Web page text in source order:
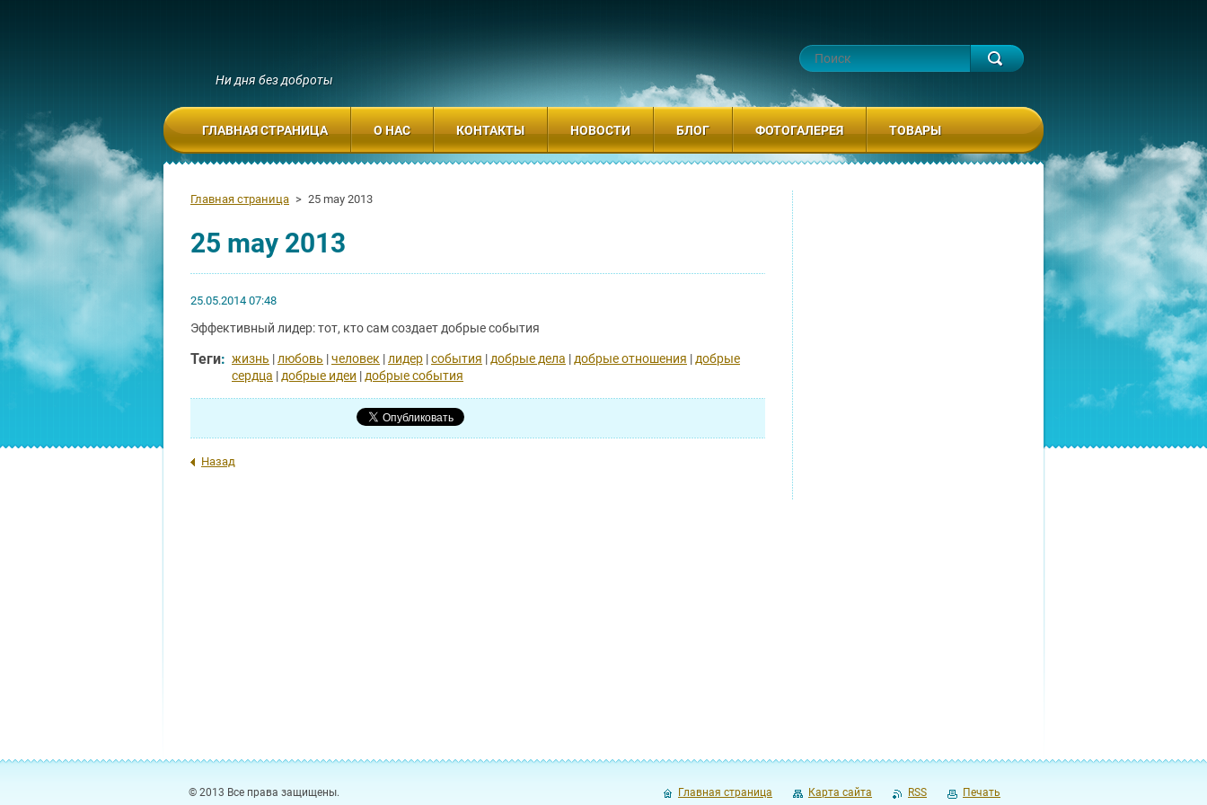
Ни дня без доброты
Главная страница > 25 may 2013
25 may 2013
25.05.2014 07:48
Эффективный лидер: тот, кто сам создает добрые события
Теги: жизнь |любовь |человек |лидер |события | добрые дела | добрые отношения | добрые
сердца | добрые идеи | добрые события
Назад
ГЛАВНАЯ СТРАНИЦА О НАС КОНТАКТЫ НОВОСТИ БЛОГ ФОТОГАЛЕРЕЯ ТОВАРЫ
© 2013 Все права защищены. Главная страница Карта сайта RSS Печать